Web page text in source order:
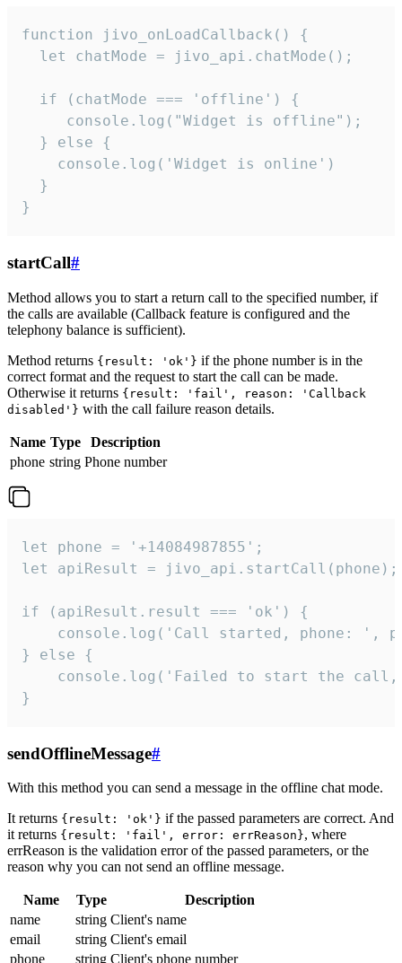
function jivo_onLoadCallback() {
  let chatMode = jivo_api.chatMode();
  if (chatMode === 'offline') {
     console.log("Widget is offline");
  } else {
    console.log('Widget is online')
  }
}
startCall#
Method allows you to start a return call to the specified number, if
the calls are available (Callback feature is configured and the
telephony balance is sufficient).
Method returns {result: 'ok'} if the phone number is in the
correct format and the request to start the call can be made.
Otherwise it returns {result: 'fail', reason: 'Callback
disabled'} with the call failure reason details.
Name Type
Description
phone string Phone number
let phone = '+14084987855';
let apiResult = jivo_api.startCall(phone);
if (apiResult.result === 'ok') {
console.log('Call started, phone: ',
} else {
console.log('Failed to start the
}
sendOfflineMessage#
With this method you can send a message in the offline chat mode.
It returns {result: 'ok'} if the passed parameters are correct. And
it returns {result: 'fail', error: errReason}, where
errReason is the validation error of the passed parameters, or the
reason why you can not send an offline message.
Name Type
Description
name
string Client's name
email
string Client's email
phone
string Client's phone number